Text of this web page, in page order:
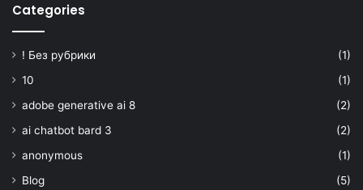
Categories
! Без рубрики
(1)
10
(1)
adobe generative ai 8
(2)
ai chatbot bard 3
(2)
anonymous
(1)
Blog
(5)